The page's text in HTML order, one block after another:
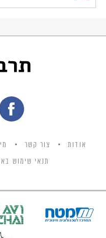
אודות צור קשר
תנאי שימוש